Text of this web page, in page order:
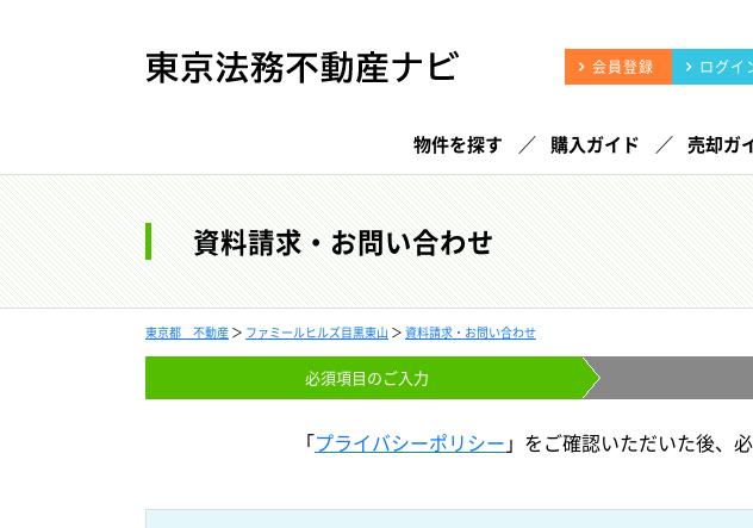
会員登録 ログイ
物件を探す 購入ガイド 売却ガ
資料請求・お問い合わせ
東京都 不動産 ＞ ファミールヒルズ目黒東山 ＞ 資料請求・お問い合わせ
必須項目のご入力
「プライバシーポリシー 」をご確認いただいた後、